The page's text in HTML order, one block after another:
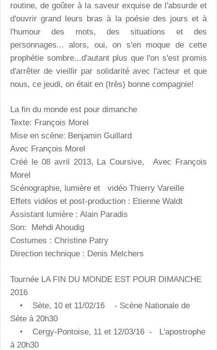
routine, de goûter à la saveur exquise de l'absurde et
d'ouvrir grand leurs bras à la poésie des jours et à
l'humour des mots, des situations et des
personnages... alors, oui, on s'en moque de cette
prophétie sombre...d'autant plus que l'on s'est promis
d'arrêter de vieillir par solidarité avec l'acteur et que
nous, ce jeudi, on était en (très) bonne compagnie!
La fin du monde est pour dimanche
Texte: François Morel
Mise en scène: Benjamin Guillard
Avec François Morel
Créé le 08 avril 2013, La Coursive, Avec François
Morel
Scénographie, lumière et vidéo Thierry Vareille
Effets vidéos et post-production : Etienne Waldt
Assistant lumière : Alain Paradis
Son: Mehdi Ahoudig
Costumes : Christine Patry
Direction technique : Denis Melchers
Tournée LA FIN DU MONDE EST POUR DIMANCHE
2016
• Sète, 10 et 11/02/16 - Scène Nationale de
Sète à 20h30
• Cergy-Pontoise, 11 et 12/03/16 - L'apostrophe
à 20h30